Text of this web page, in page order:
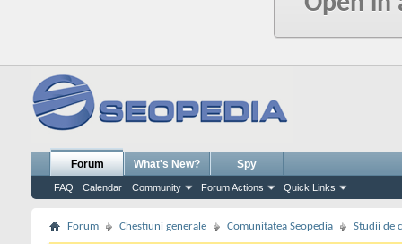
Forum
FAQ Calendar Community Forum Actions Quick Links
What's New? Spy
Forum Chestiuni generale Comunitatea Seopedia Studii de